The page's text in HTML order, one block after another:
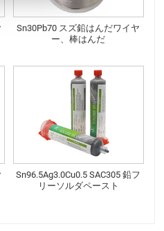
Sn30Pb70 スズ鉛はんだワイヤ
ー、棒はんだ
Sn96.5Ag3.0Cu0.5 SAC305 鉛フ
リーソルダペースト